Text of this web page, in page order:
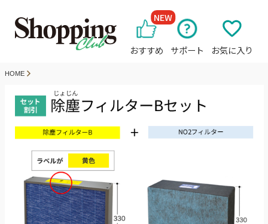
おすすめ
NEW
サポート お気に入り
HOME